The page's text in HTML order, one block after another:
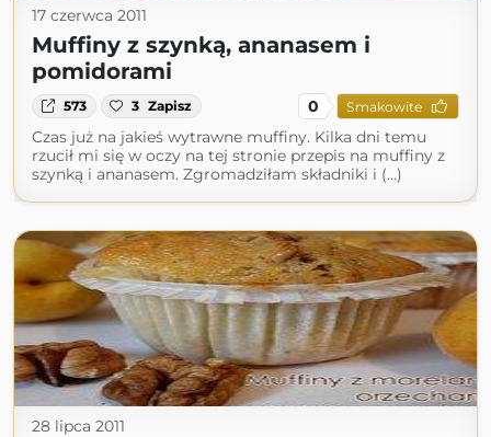
17 czerwca 2011
Muffiny z szynką, ananasem i
pomidorami
573 3 Zapisz 0 Smakowite
Czas już na jakieś wytrawne muffiny. Kilka dni temu
rzucił mi się w oczy na tej stronie przepis na muffiny z
szynką i ananasem. Zgromadziłam składniki i (...)
28 lipca 2011